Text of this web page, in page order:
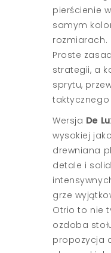
pierścienie
samym
rozmiarach.
Proste
strategii, a
sprytu,
taktycznego
Wersja De
wysokiej
drewniana
detale i
grze
Otrio to nie
ozdoba
propozycja